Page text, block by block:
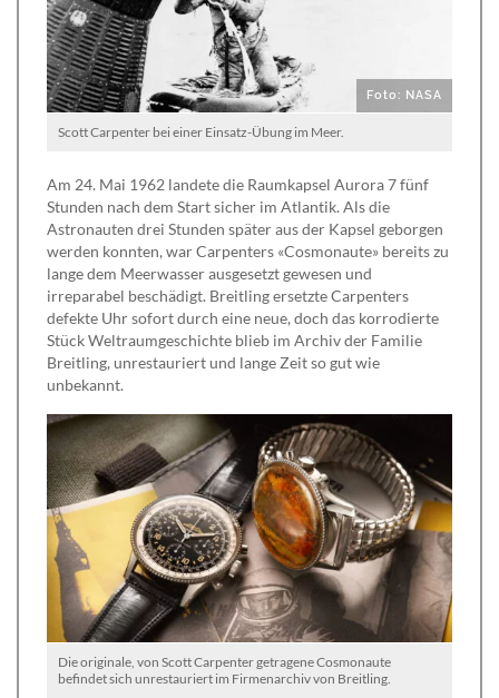
Foto: NASA
Scott Carpenter bei einer Einsatz-Übung im Meer.
Am 24. Mai 1962 landete die Raumkapsel Aurora 7 fünf
Stunden nach dem Start sicher im Atlantik. Als die
Astronauten drei Stunden später aus der Kapsel geborgen
werden konnten, war Carpenters «Cosmonaute» bereits zu
lange dem Meerwasser ausgesetzt gewesen und
irreparabel beschädigt. Breitling ersetzte Carpenters
defekte Uhr sofort durch eine neue, doch das korrodierte
Stück Weltraumgeschichte blieb im Archiv der Familie
Breitling, unrestauriert und lange Zeit so gut wie
unbekannt.
Die originale, von Scott Carpenter getragene Cosmonaute
befindet sich unrestauriert im Firmenarchiv von Breitling.